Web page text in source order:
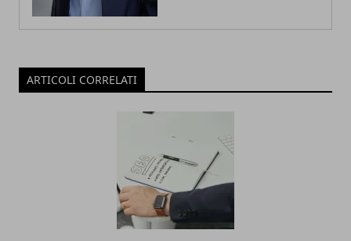
ARTICOLI CORRELATI